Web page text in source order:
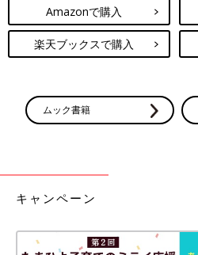
Amazonで購入
楽天ブックスで購入
ムック書籍
キャンペーン